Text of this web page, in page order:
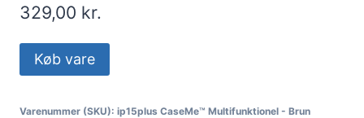
329,00 kr.
Køb vare
Varenummer (SKU): ip15plus CaseMe™ Multifunktionel - Brun